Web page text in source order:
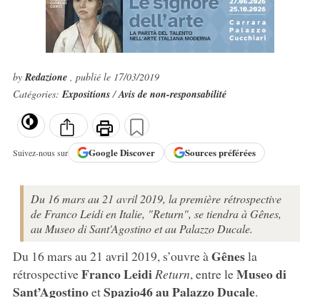
byRedazione , publié le 17/03/2019
Catégories:Expositions/Avis de non-responsabilité
Suivez-nous sur GoogleDiscover Sources préférées
Du 16 mars au 21 avril 2019, la première rétrospective
de Franco Leidi en Italie, "Return", se tiendra à Gênes,
au Museo di Sant'Agostino et au Palazzo Ducale.
Du 16 mars au 21 avril 2019, s’ouvre à Gênesla
rétrospectiveFranco Leidi Return, entre leMuseo di
Sant’AgostinoetSpazio46 au Palazzo Ducale.